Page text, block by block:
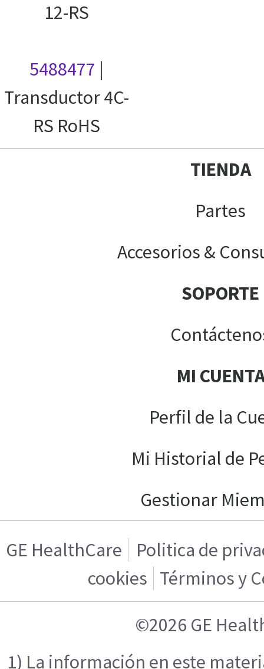
12-RS
5488477 |
Transductor 4C-
RS RoHS
TIENDA
Partes
Accesorios &
SOPORTE
MI
Perfil de la
Mi Historial de
Gestionar
GE HealthCare
Politica de
cookies Términos y
©2026 GE
1) La información en este